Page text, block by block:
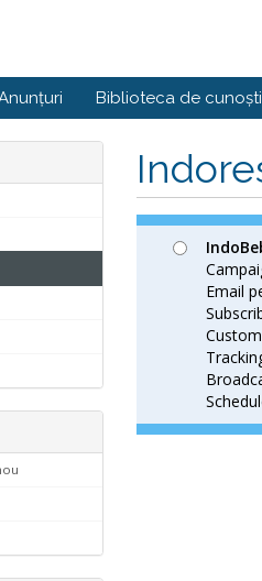
Biblioteca de
Email